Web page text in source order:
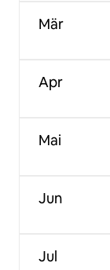
Mär
Apr
Mai
Jun
Jul